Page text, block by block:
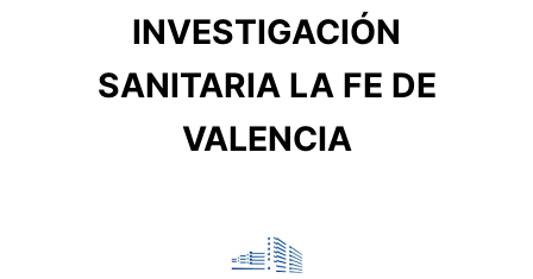
INVESTIGACIÓN
SANITARIA LA FE DE
VALENCIA